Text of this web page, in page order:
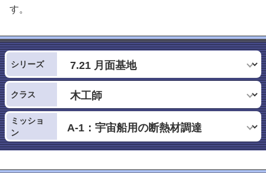
す。
シリーズ
クラス
ミッショ
ン